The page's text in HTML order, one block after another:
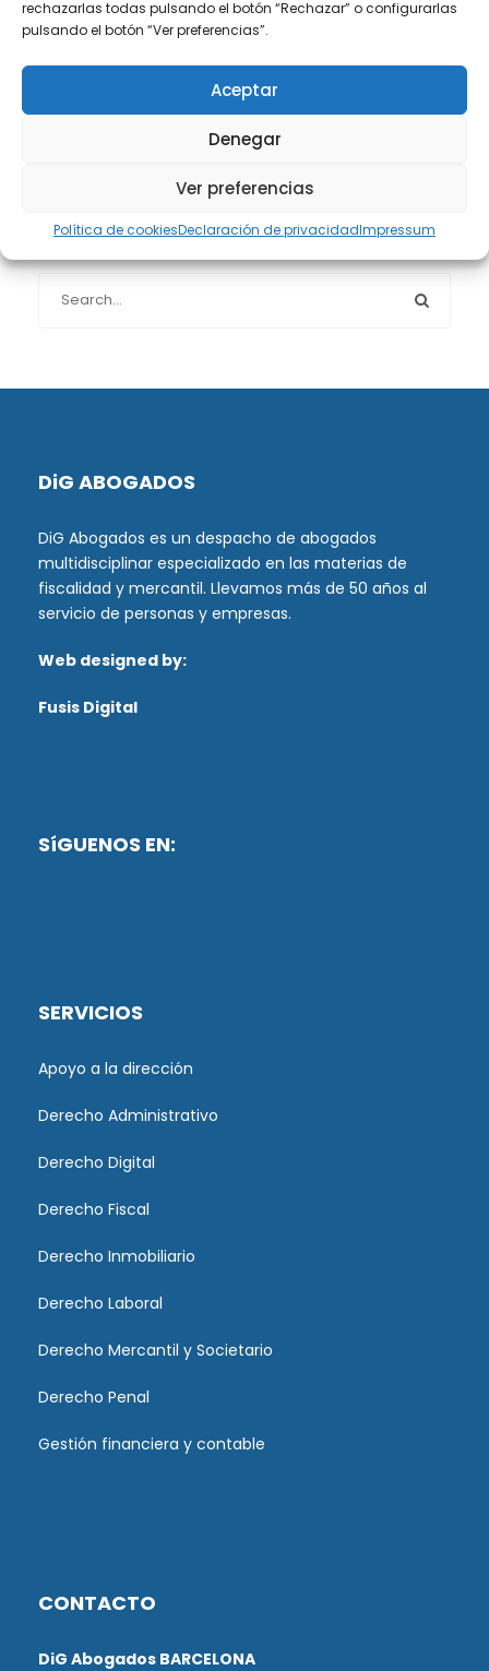
rechazarlas todas pulsando el botón “Rechazar” o configurarlas
pulsando el botón “Ver preferencias”.
Aceptar
Denegar
Ver preferencias
Política de cookiesDeclaración de privacidadImpressum
Protección de datos(40)
Buscador de artículos
DiG ABOGADOS
DiG Abogados es un despacho de abogados
multidisciplinar especializado en las materias de
fiscalidad y mercantil. Llevamos más de 50 años al
servicio de personas y empresas.
Web designed by:
Fusis Digital
SíGUENOS EN:
SERVICIOS
Apoyo a la dirección
Derecho Administrativo
Derecho Digital
Derecho Fiscal
Derecho Inmobiliario
Derecho Laboral
Derecho Mercantil y Societario
Derecho Penal
Gestión financiera y contable
CONTACTO
DiG Abogados BARCELONA